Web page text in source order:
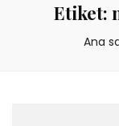
Etiket:
Ana